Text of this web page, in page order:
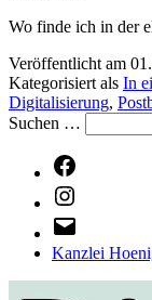
Wo finde ich in der
Veröffentlicht am
Kategorisiert als In
Digitalisierung,
Suchen …
Kanzlei